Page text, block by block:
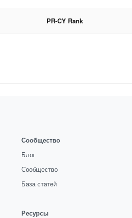
PR-CY Rank
Сообщество
Блог
Сообщество
База статей
Ресурсы